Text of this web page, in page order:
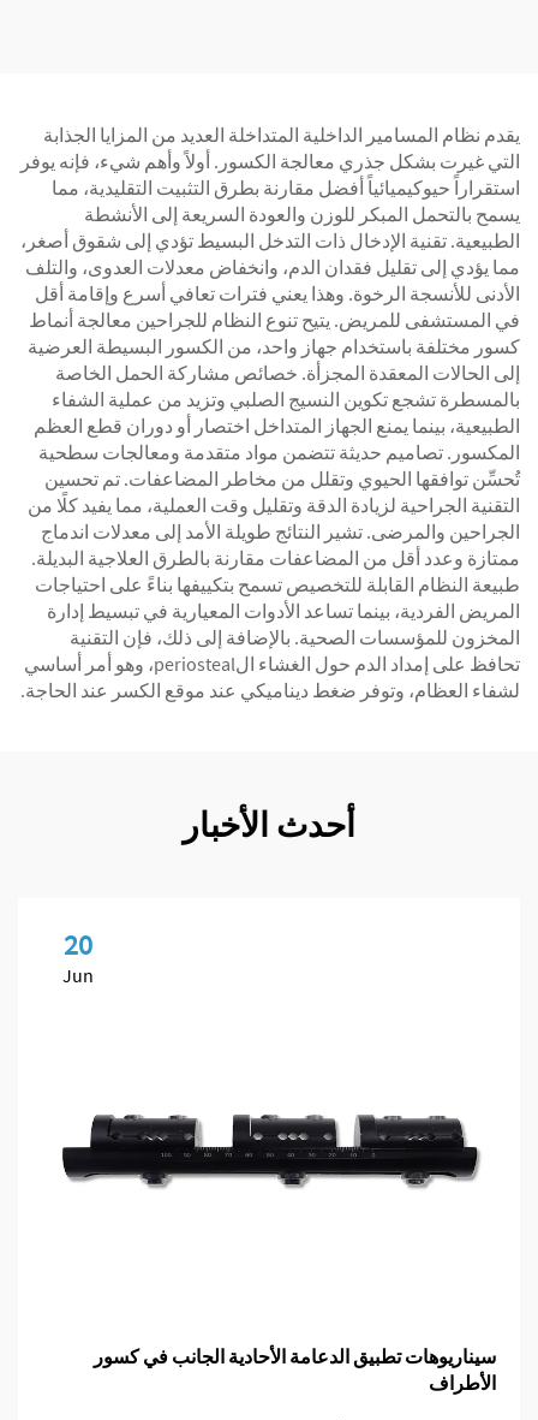
يقدم نظام المسامير الداخلية المتداخلة العديد من المزايا الجذابة
التي غيرت بشكل جذري معالجة الكسور. أولاً وأهم شيء، فإنه يوفر
استقراراً حيوكيميائياً أفضل مقارنة بطرق التثبيت التقليدية، مما
يسمح بالتحمل المبكر للوزن والعودة السريعة إلى الأنشطة
الطبيعية. تقنية الإدخال ذات التدخل البسيط تؤدي إلى شقوق أصغر،
مما يؤدي إلى تقليل فقدان الدم، وانخفاض معدلات العدوى، والتلف
الأدنى للأنسجة الرخوة. وهذا يعني فترات تعافي أسرع وإقامة أقل
في المستشفى للمريض. يتيح تنوع النظام للجراحين معالجة أنماط
كسور مختلفة باستخدام جهاز واحد، من الكسور البسيطة العرضية
إلى الحالات المعقدة المجزأة. خصائص مشاركة الحمل الخاصة
بالمسطرة تشجع تكوين النسيج الصلبي وتزيد من عملية الشفاء
الطبيعية، بينما يمنع الجهاز المتداخل اختصار أو دوران قطع العظم
المكسور. تصاميم حديثة تتضمن مواد متقدمة ومعالجات سطحية
تُحسِّن توافقها الحيوي وتقلل من مخاطر المضاعفات. تم تحسين
التقنية الجراحية لزيادة الدقة وتقليل وقت العملية، مما يفيد كلًا من
الجراحين والمرضى. تشير النتائج طويلة الأمد إلى معدلات اندماج
ممتازة وعدد أقل من المضاعفات مقارنة بالطرق العلاجية البديلة.
طبيعة النظام القابلة للتخصيص تسمح بتكييفها بناءً على احتياجات
المريض الفردية، بينما تساعد الأدوات المعيارية في تبسيط إدارة
المخزون للمؤسسات الصحية. بالإضافة إلى ذلك، فإن التقنية
تحافظ على إمداد الدم حول الغشاء الperiosteal، وهو أمر أساسي
لشفاء العظام، وتوفر ضغط ديناميكي عند موقع الكسر عند الحاجة.
أحدث الأخبار
20
Jun
سيناريوهات تطبيق الدعامة الأحادية الجانب في كسور
الأطراف